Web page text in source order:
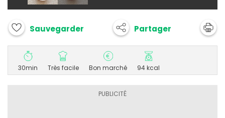
Sauvegarder Partager
30min Très facile Bon marché 94 kcal